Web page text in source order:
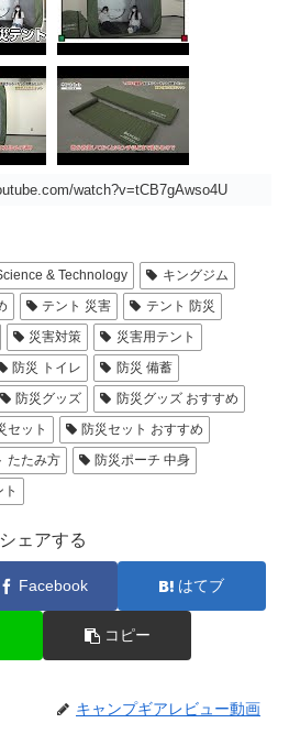
watch?v=tCB7gAwso4U
& Technology
キングジム
テント 災害
テント 防災
災害対策
災害用テント
防災 トイレ
防災 備蓄
防災グッズ
防災グッズ おすすめ
セット
防災セット おすすめ
たたみ方
防災ポーチ 中身
シェアする
Facebook はてブ
コピー
キャンプギアレビュー動画